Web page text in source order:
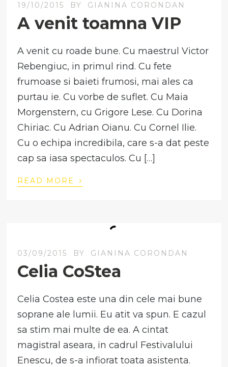
19/10/2015 BY GIANINA CORONDAN
A venit toamna VIP
A venit cu roade bune. Cu maestrul Victor
Rebengiuc, in primul rind. Cu fete
frumoase si baieti frumosi, mai ales ca
purtau ie. Cu vorbe de suflet. Cu Maia
Morgenstern, cu Grigore Lese. Cu Dorina
Chiriac. Cu Adrian Oianu. Cu Cornel Ilie.
Cu o echipa incredibila, care s-a dat peste
cap sa iasa spectaculos. Cu […]
READ MORE ›
03/09/2015 BY GIANINA CORONDAN
Celia CoStea
Celia Costea este una din cele mai bune
soprane ale lumii. Eu atit va spun. E cazul
sa stim mai multe de ea. A cintat
magistral aseara, in cadrul Festivalului
Enescu, de s-a infiorat toata asistenta.